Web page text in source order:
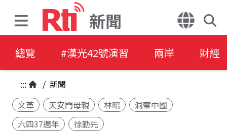
新聞
總覽 #漢光42號演習 兩岸 財經
::: / 新聞
文革
天安門母親 林昭
洞察中國
六四37週年
徐勤先